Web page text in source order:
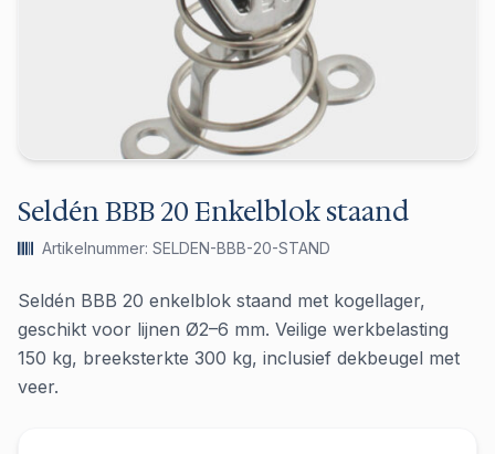
Seldén BBB 20 Enkelblok staand
Artikelnummer: SELDEN-BBB-20-STAND
Seldén BBB 20 enkelblok staand met kogellager,
geschikt voor lijnen Ø2–6 mm. Veilige werkbelasting
150 kg, breeksterkte 300 kg, inclusief dekbeugel met
veer.